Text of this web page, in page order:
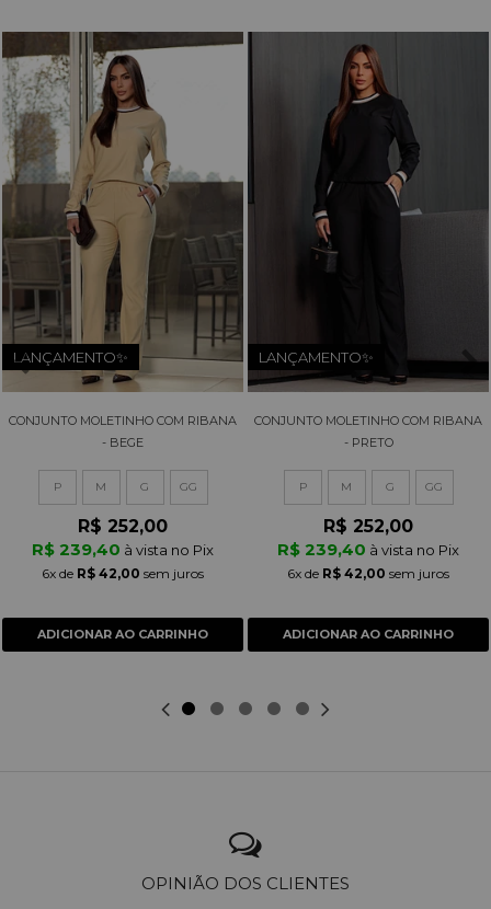
LANÇAMENTO✨
CONJUNTO MOLETINHO COM RIBANA
- BEGE
P M G GG
R$ 252,00
R$ 239,40 à vista no Pix
6x de R$ 42,00 sem juros
ADICIONAR AO CARRINHO
LANÇAMENTO✨
CONJUNTO MOLETINHO COM RIBANA
- PRETO
P M G GG
R$ 252,00
R$ 239,40 à vista no Pix
6x de R$ 42,00 sem juros
ADICIONAR AO CARRINHO
OPINIÃO DOS CLIENTES